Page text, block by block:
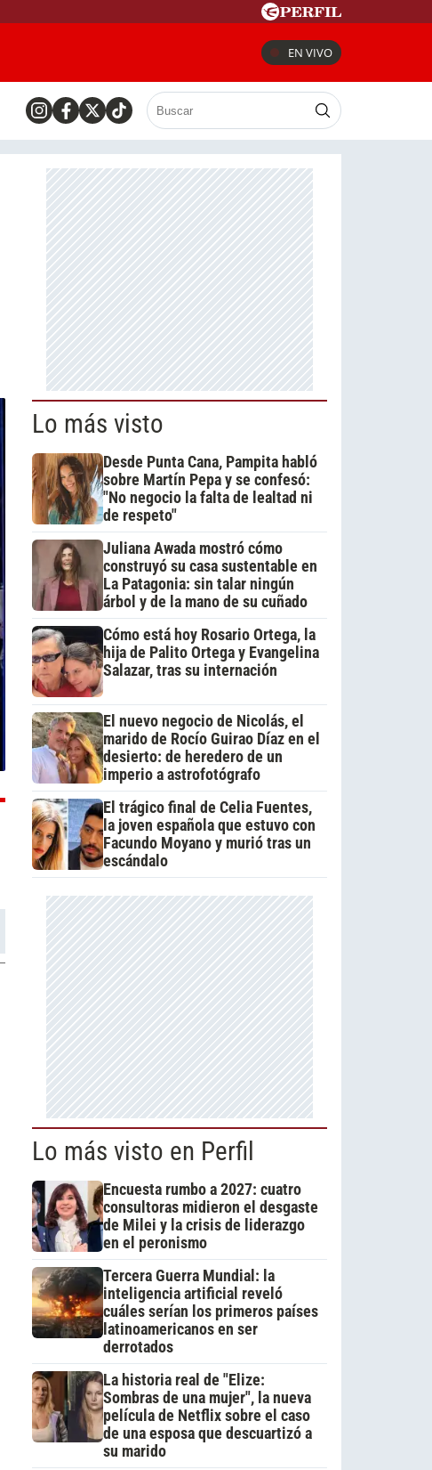
EN VIVO
Lo más visto
Desde Punta Cana, Pampita habló
sobre Martín Pepa y se confesó:
"No negocio la falta de lealtad ni
de respeto"
Juliana Awada mostró cómo
construyó su casa sustentable en
La Patagonia: sin talar ningún
árbol y de la mano de su cuñado
Cómo está hoy Rosario Ortega, la
hija de Palito Ortega y Evangelina
Salazar, tras su internación
El nuevo negocio de Nicolás, el
marido de Rocío Guirao Díaz en el
desierto: de heredero de un
imperio a astrofotógrafo
El trágico final de Celia Fuentes,
la joven española que estuvo con
Facundo Moyano y murió tras un
escándalo
Lo más visto en Perfil
Encuesta rumbo a 2027: cuatro
consultoras midieron el desgaste
de Milei y la crisis de liderazgo
en el peronismo
Tercera Guerra Mundial: la
inteligencia artificial reveló
cuáles serían los primeros países
latinoamericanos en ser
derrotados
La historia real de "Elize:
Sombras de una mujer", la nueva
película de Netflix sobre el caso
de una esposa que descuartizó a
su marido